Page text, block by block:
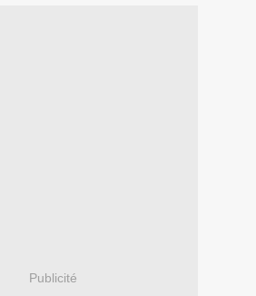
Publicité